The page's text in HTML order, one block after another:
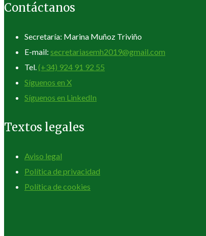
Contáctanos
Secretaría: Marina Muñoz Triviño
E-mail: secretariasemh2019@gmail.com
Tel. (+34) 924 91 92 55
Síguenos en X
Síguenos en LinkedIn
Textos legales
Aviso legal
Política de privacidad
Política de cookies